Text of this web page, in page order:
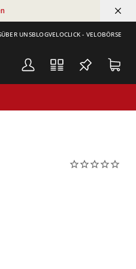
ÜBER UNSBLOGVELOCLICK - VELOBÖRSE